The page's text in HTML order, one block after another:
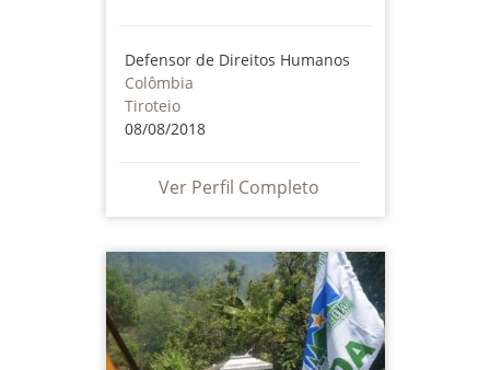
Defensor de Direitos Humanos
Colômbia
Tiroteio
08/08/2018
Ver Perfil Completo